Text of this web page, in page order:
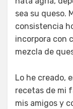
sea su queso.
consistencia
incorpora con
mezcla de
Lo he creado,
recetas de mi
mis amigos y